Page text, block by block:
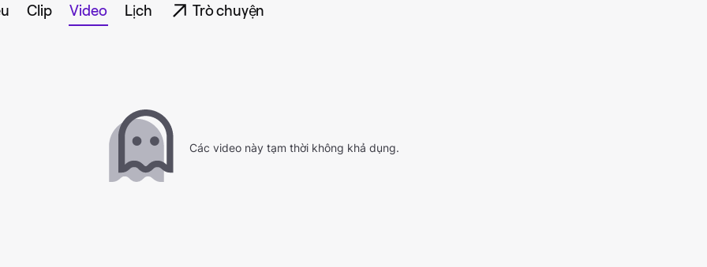
Clip Video Lịch Trò chuyện
Các video này tạm thời không khả dụng.